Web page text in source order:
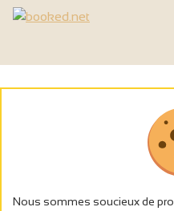
Nous sommes soucieux de